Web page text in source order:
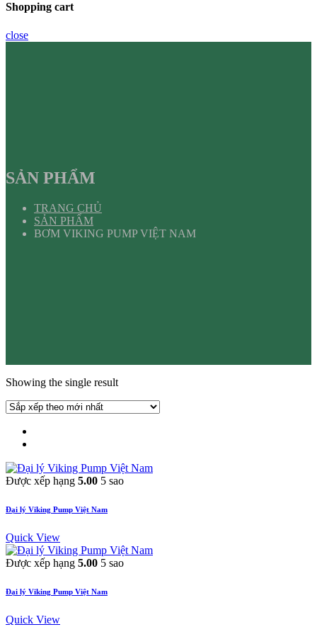
Shopping cart
close
SẢN PHẨM
TRANG CHỦ
SẢN PHẨM
BƠM VIKING PUMP VIỆT NAM
Showing the single result
Được xếp hạng 5.00 5 sao
Đại lý Viking Pump Việt Nam
Quick View
Được xếp hạng 5.00 5 sao
Đại lý Viking Pump Việt Nam
Quick View